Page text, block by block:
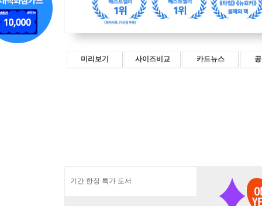
미리보기 사이즈비교 카드뉴스
기간 한정 특가 도서